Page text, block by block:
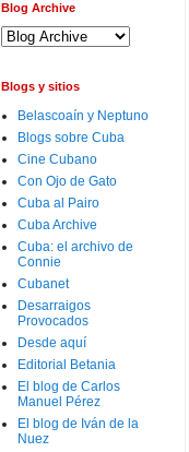
Blog Archive
Blogs y sitios
Belascoaín y Neptuno
Blogs sobre Cuba
Cine Cubano
Con Ojo de Gato
Cuba al Pairo
Cuba Archive
Cuba: el archivo de
Connie
Cubanet
Desarraigos
Provocados
Desde aquí
Editorial Betania
El blog de Carlos
Manuel Pérez
El blog de Iván de la
Nuez